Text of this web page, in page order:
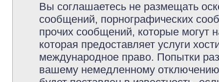
Вы соглашаетесь не размещать
сообщений, порнографических
прочих сообщений, которые могут
которая предоставляет услуги
международное право. Попытки
вашему немедленному